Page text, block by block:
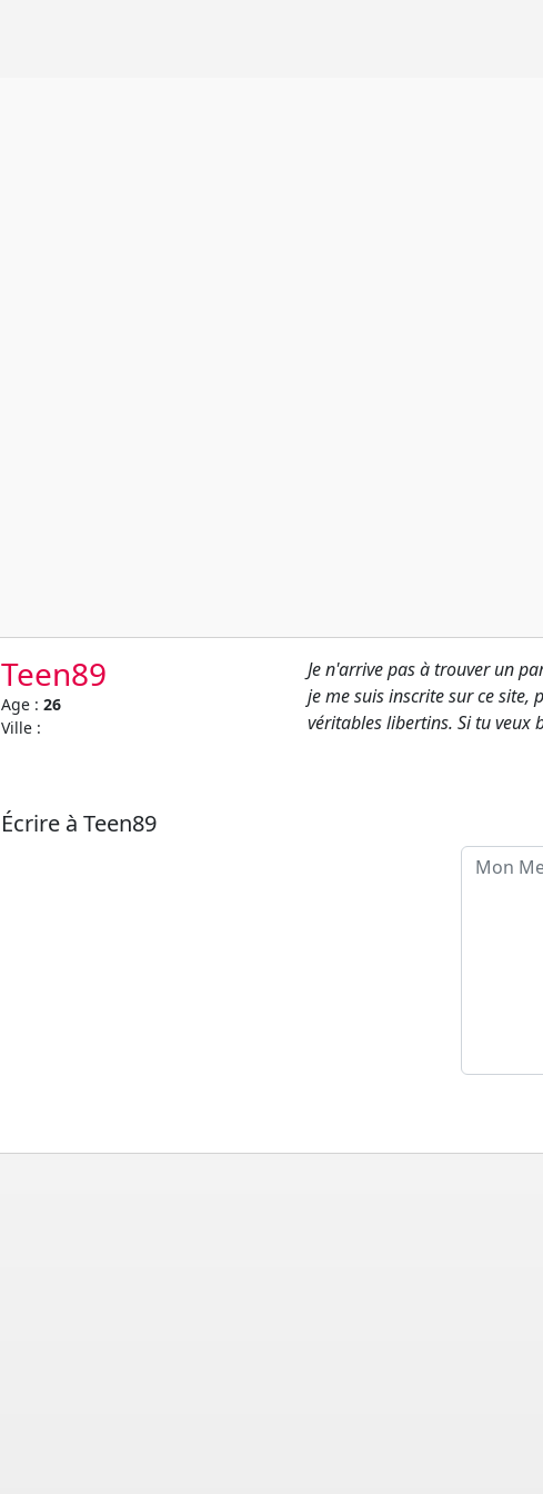
Teen89
Age : 26
Ville :
Je n'arrive pas à trouver un
je me suis inscrite sur ce site,
véritables libertins. Si tu veux
Écrire à Teen89